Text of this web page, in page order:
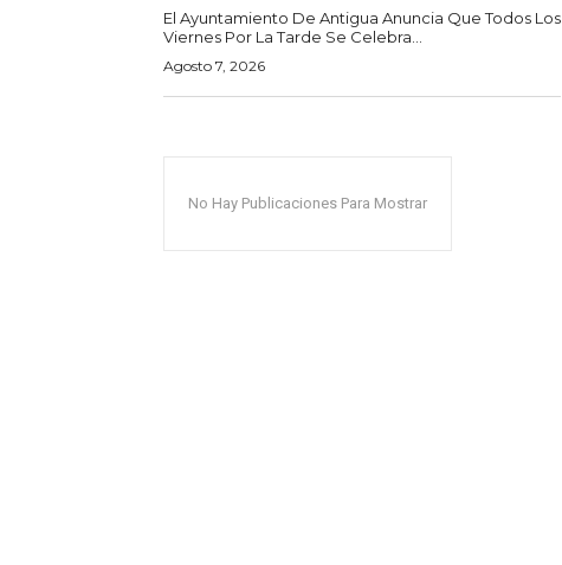
El Ayuntamiento De Antigua Anuncia Que Todos Los
Viernes Por La Tarde Se Celebra...
Agosto 7, 2026
No Hay Publicaciones Para Mostrar